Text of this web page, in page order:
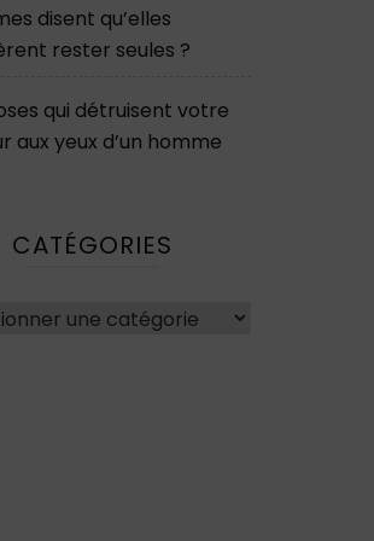
disent qu’elles
rester seules ?
qui détruisent votre
aux yeux d’un homme
CATÉGORIES